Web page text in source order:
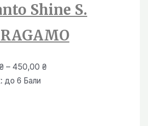
Shine S.
– 450,00 ₴Діапазон
до 6 Бали